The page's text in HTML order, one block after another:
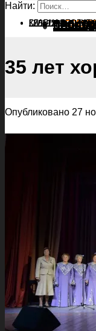
Найти:
ГЛАВНАЯ
КУЛЬТУРАСПОРТ
35 лет
Опубликовано 27